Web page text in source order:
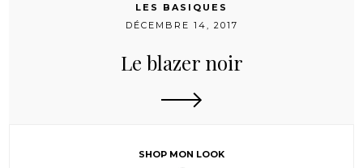
LES BASIQUES
DÉCEMBRE 14, 2017
Le blazer noir
SHOP MON LOOK